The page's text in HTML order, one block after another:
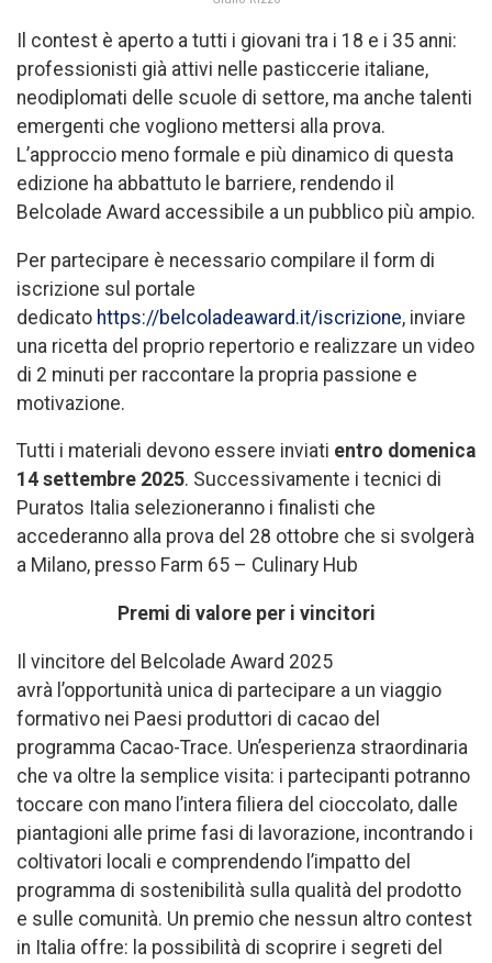
Il contest è aperto a tutti i giovani tra i 18 e i 35 anni:
professionisti già attivi nelle pasticcerie italiane,
neodiplomati delle scuole di settore, ma anche talenti
emergenti che vogliono mettersi alla prova.
L’approccio meno formale e più dinamico di questa
edizione ha abbattuto le barriere, rendendo il
Belcolade Award accessibile a un pubblico più ampio.
Per partecipare è necessario compilare il form di
iscrizione sul portale
dedicato https://belcoladeaward.it/iscrizione, inviare
una ricetta del proprio repertorio e realizzare un video
di 2 minuti per raccontare la propria passione e
motivazione.
Tutti i materiali devono essere inviati entro domenica
14 settembre 2025. Successivamente i tecnici di
Puratos Italia selezioneranno i finalisti che
accederanno alla prova del 28 ottobre che si svolgerà
a Milano, presso Farm 65 – Culinary Hub
Premi di valore per i vincitori
Il vincitore del Belcolade Award 2025
avrà l’opportunità unica di partecipare a un viaggio
formativo nei Paesi produttori di cacao del
programma Cacao-Trace. Un’esperienza straordinaria
che va oltre la semplice visita: i partecipanti potranno
toccare con mano l’intera filiera del cioccolato, dalle
piantagioni alle prime fasi di lavorazione, incontrando i
coltivatori locali e comprendendo l’impatto del
programma di sostenibilità sulla qualità del prodotto
e sulle comunità. Un premio che nessun altro contest
in Italia offre: la possibilità di scoprire i segreti del